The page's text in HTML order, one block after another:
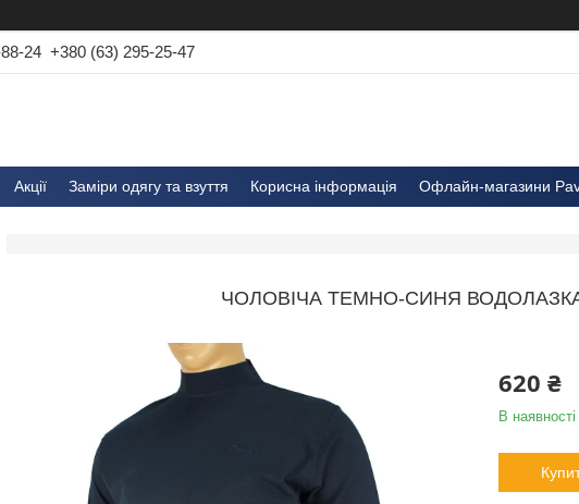
24 +380 (63) 295-25-47
Акції Заміри одягу та взуття Корисна інформація Офлайн-магазини
ЧОЛОВІЧА ТЕМНО-СИНЯ ВОДОЛАЗКА
620 ₴
В наявності